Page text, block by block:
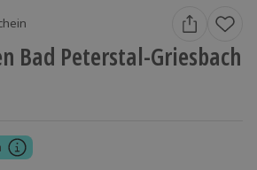
Bad Peterstal-Griesbach